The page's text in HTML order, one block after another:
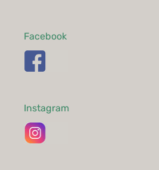
Facebook
Instagram